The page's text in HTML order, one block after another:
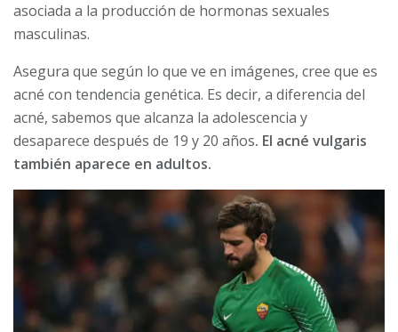
asociada a la producción de hormonas sexuales
masculinas.
Asegura que según lo que ve en imágenes, cree que es
acné con tendencia genética. Es decir, a diferencia del
acné, sabemos que alcanza la adolescencia y
desaparece después de 19 y 20 años. El acné vulgaris
también aparece en adultos.